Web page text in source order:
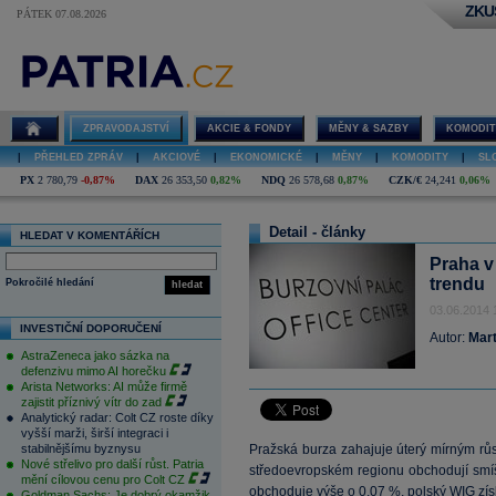
PÁTEK 07.08.2026
ZPRAVODAJSTVÍ AKCIE & FONDY MĚNY & SAZBY
PŘEHLED ZPRÁV AKCIOVÉ EKONOMICKÉ MĚNY KOMODITY
PX 2 780,79 -0,87% DAX 26 353,50 0,82% NDQ 26 578,68 0,87% CZK/€ 24,241 0,06%
HLEDAT V KOMENTÁŘÍCH
hledat
Pokročilé hledání
INVESTIČNÍ DOPORUČENÍ
AstraZeneca jako sázka na
defenzivu mimo AI horečku
Arista Networks: AI může firmě
zajistit příznivý vítr do zad
Analytický radar: Colt CZ roste díky
vyšší marži, širší integraci i
stabilnějšímu byznysu
Nové střelivo pro další růst. Patria
mění cílovou cenu pro Colt CZ
Detail - články
Praha
trendu
03.06.2014
Autor:
Pražská burza zahajuje úterý mírným
středoevropském regionu obchodují
obchoduje výše o 0,07 %, polský WIG